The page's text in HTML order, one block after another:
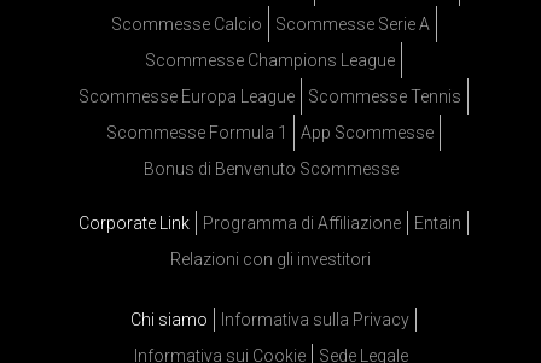
Scommesse Calcio
Scommesse Serie A
Scommesse Champions League
Scommesse Europa League
Scommesse Tennis
Scommesse Formula 1
App Scommesse
Bonus di Benvenuto Scommesse
Corporate Link Programma di Affiliazione
Entain
Relazioni con gli investitori
Chi siamo
Informativa sulla Privacy
Informativa sui Cookie
Sede Legale